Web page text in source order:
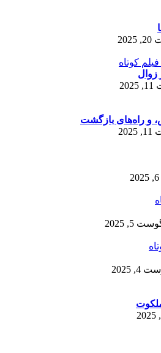
فیلم کوتاه
زوال
و راه‌های بازگشت
5, 2025
4, 2025